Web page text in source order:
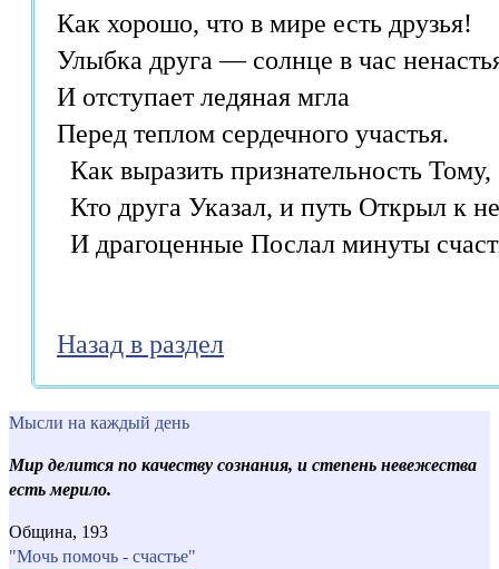
Как хорошо, что в мире есть друзья!
Улыбка друга — солнце в час
И отступает ледяная мгла
Перед теплом сердечного участья.
  Как выразить признательность Тому,
Кто друга Указал, и путь Открыл к
И драгоценные Послал минуты
Назад в раздел
Мысли на каждый день
Мир делится по качеству сознания, и степень невежества
есть мерило.
Община, 193
"Мочь помочь - счастье"